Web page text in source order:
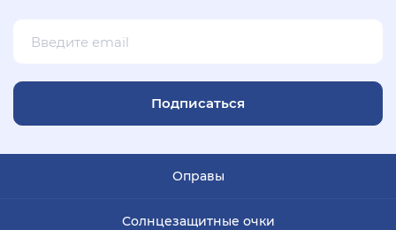
Подписаться
Оправы
Солнцезащитные очки